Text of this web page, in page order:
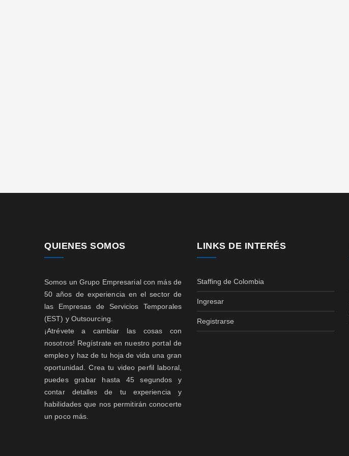
QUIENES SOMOS
Somos un Grupo Empresarial con más de
50 años de experiencia en el sector de
las Empresas de Servicios Temporales
(EST) y Outsourcing.
¡Atrévete a cambiar las cosas con
nosotros! Regístrate en nuestro portal de
empleo y haz de tu hoja de vida una gran
oportunidad. Crea tu video perfil laboral,
puedes grabar hasta 45 segundos y
contar detalles de tu experiencia y
habilidades que nos permitirán conocerte
un poco más.
LINKS DE INTERÉS
Staffing de Colombia
Ingresar
Registrarse